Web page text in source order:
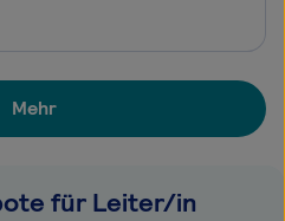
Mehr
für Leiter/in